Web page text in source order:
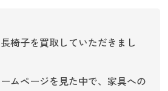
椅子を買取していただきまし
ムページを見た中で、家具への